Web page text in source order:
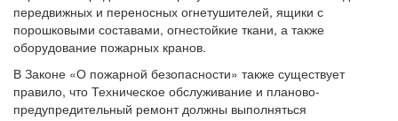
передвижных и переносных огнетушителей, ящики с
порошковыми составами, огнестойкие ткани, а также
оборудование пожарных кранов.
В Законе «О пожарной безопасности» также существует
правило, что Техническое обслуживание и планово-
предупредительный ремонт должны выполняться